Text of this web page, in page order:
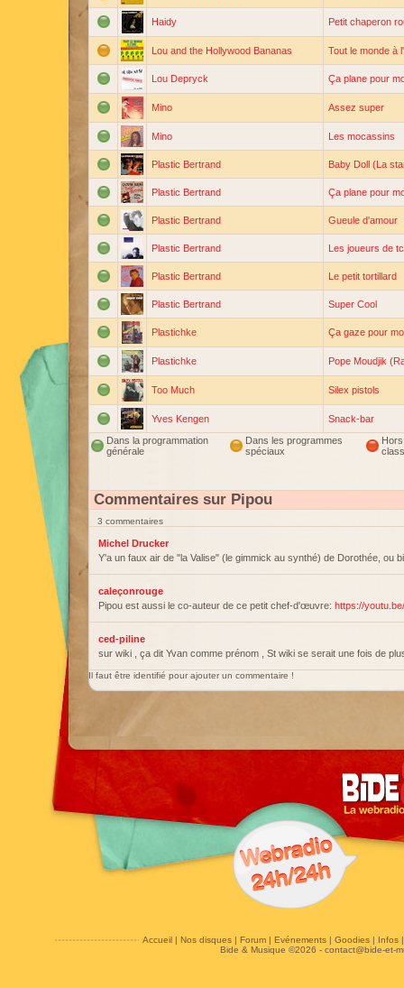
Haidy Petit chaperon
Lou and the Hollywood Bananas Tout le monde à
Lou Depryck Ça plane pour
Mino Assez super
Mino Les mocassins
Plastic Bertrand Baby Doll (La
Plastic Bertrand Ça plane pour
Plastic Bertrand Gueule d'amour
Plastic Bertrand Les joueurs de
Plastic Bertrand Le petit tortillard
Plastic Bertrand Super Cool
Plastichke Ça gaze pour
Plastichke Pope Moudjik
Too Much Silex pistols
Yves Kengen
Snack-bar
Dans la programmation
générale
Dans les programmes
spéciaux
Hors
Commentaires sur Pipou
3 commentaires
Michel Drucker
Y'a un faux air de "la Valise" (le gimmick au synthé) de Dorothée, ou
caleçonrouge
Pipou est aussi le co-auteur de ce petit chef-d'œuvre: https://
ced-piline
sur wiki , ça dit Yvan comme prénom , St wiki se serait une fois de
Il faut être identifié pour ajouter un commentaire !
Accueil| Nos disques| Forum| Evénements| Goodies| Infos
Bide & Musique ©2026 - contact@bide-et-